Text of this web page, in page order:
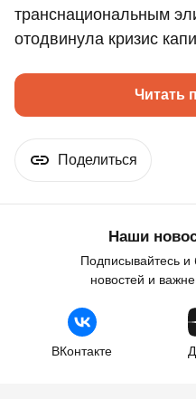
транснациональным
отодвинула кризис
Читать
Поделиться
Наши
Подписывайтесь и
новостей и
ВКонтакте